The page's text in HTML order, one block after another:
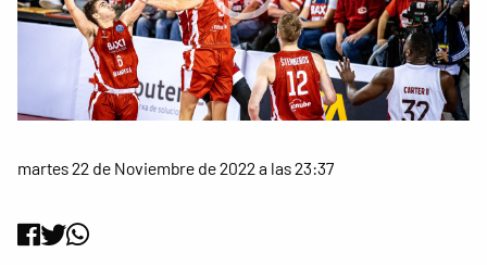
martes 22 de Noviembre de 2022 a las 23:37